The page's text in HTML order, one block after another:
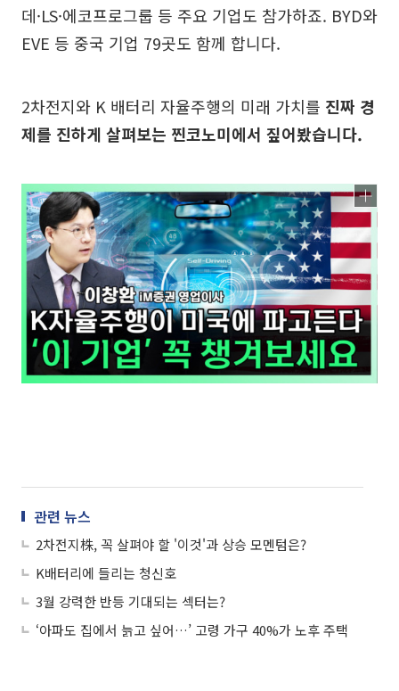
데·LS·에코프로그룹 등 주요 기업도 참가하죠. BYD와
EVE 등 중국 기업 79곳도 함께 합니다.
2차전지와 K 배터리 자율주행의 미래 가치를 진짜 경
제를 진하게 살펴보는 찐코노미에서 짚어봤습니다.
관련 뉴스
2차전지株, 꼭 살펴야 할 '이것'과 상승 모멘텀은?
K배터리에 들리는 청신호
3월 강력한 반등 기대되는 섹터는?
‘아파도 집에서 늙고 싶어…’ 고령 가구 40%가 노후 주택